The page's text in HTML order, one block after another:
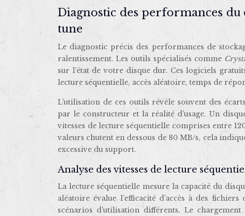
Diagnostic des performances
tune
Le diagnostic précis des performances de
ralentissement. Les outils spécialisés comme
sur l’état de votre disque dur. Ces logiciels
lecture séquentielle, accès aléatoire, temps de
L’utilisation de ces outils révèle souvent des
par le constructeur et la réalité d’usage. Un
vitesses de lecture séquentielle comprises entre
valeurs chutent en dessous de 80 MB/s, cela
excessive du support.
Analyse des vitesses de lecture
La lecture séquentielle mesure la capacité du
aléatoire évalue l’efficacité d’accès à des
scénarios d’utilisation différents. Le